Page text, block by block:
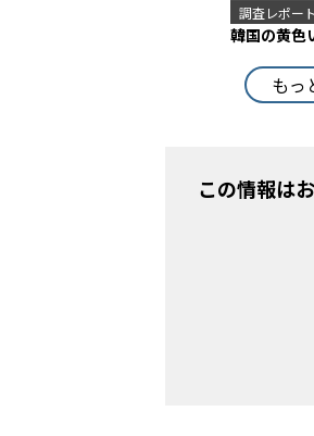
調査レポート
韓国の黄色
もっ
この情報は